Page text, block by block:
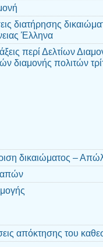
διατήρησης
Έλληνα
περί Δελτίων
διαμονής πολιτών
δικαιώματος –
απόκτησης του